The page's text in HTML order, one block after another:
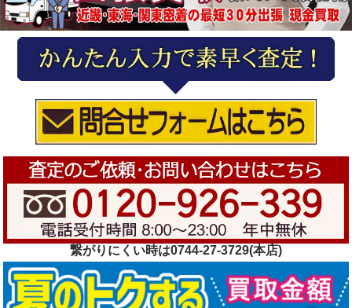
繋がりにくい時は0744-27-3729(本店)